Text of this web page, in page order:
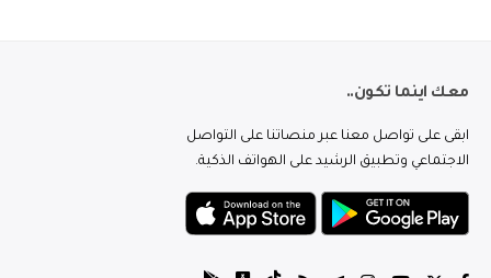
معك اينما تكون..
ابقى على تواصل معنا عبر منصاتنا على التواصل
الاجتماعي وتطبيق الرشيد على الهواتف الذكية.